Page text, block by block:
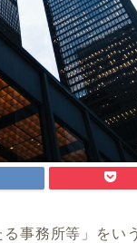
事務所等」をい